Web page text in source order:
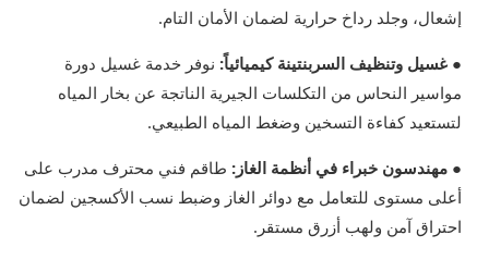
إشعال، وجلد رداخ حرارية لضمان الأمان التام.
● غسيل وتنظيف السربنتينة كيميائياً: نوفر خدمة غسيل دورة
مواسير النحاس من التكلسات الجيرية الناتجة عن بخار المياه
لتستعيد كفاءة التسخين وضغط المياه الطبيعي.
● مهندسون خبراء في أنظمة الغاز: طاقم فني محترف مدرب على
أعلى مستوى للتعامل مع دوائر الغاز وضبط نسب الأكسجين لضمان
احتراق آمن ولهب أزرق مستقر.